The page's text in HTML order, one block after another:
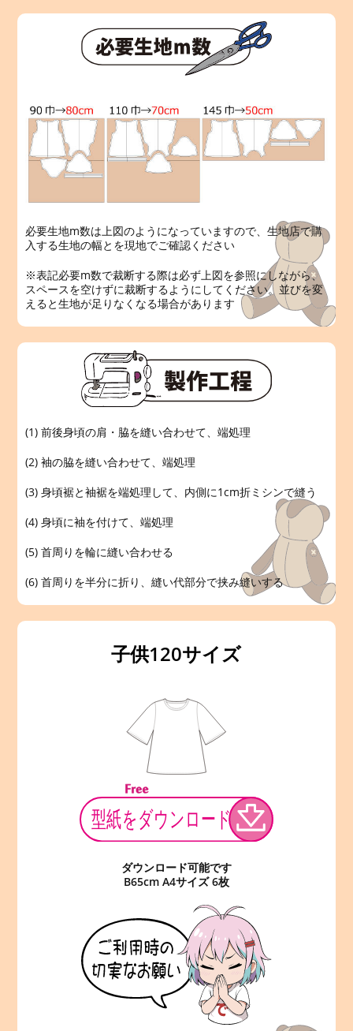
必要生地m数は上図のようになっていますので、生地店で購
入する生地の幅とを現地でご確認ください
※表記必要m数で裁断する際は必ず上図を参照にしながら、
スペースを空けずに裁断するようにしてください。並びを変
えると生地が足りなくなる場合があります
(1) 前後身頃の肩・脇を縫い合わせて、端処理
(2) 袖の脇を縫い合わせて、端処理
(3) 身頃裾と袖裾を端処理して、内側に1cm折ミシンで縫う
(4) 身頃に袖を付けて、端処理
(5) 首周りを輪に縫い合わせる
(6) 首周りを半分に折り、縫い代部分で挟み縫いする
子供120サイズ
ダウンロード可能です
B65cm A4サイズ 6枚